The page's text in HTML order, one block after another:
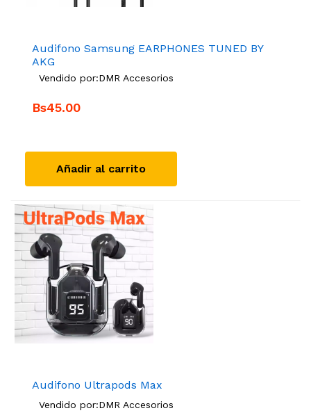
Audifono Samsung EARPHONES TUNED BY
AKG
Vendido por:DMR Accesorios
Bs45.00
Añadir al carrito
Audifono Ultrapods Max
Vendido por:DMR Accesorios